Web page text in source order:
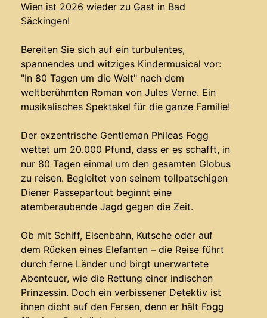
Wien ist 2026 wieder zu Gast in Bad
Säckingen!
Bereiten Sie sich auf ein turbulentes,
spannendes und witziges Kindermusical vor:
"In 80 Tagen um die Welt" nach dem
weltberühmten Roman von Jules Verne. Ein
musikalisches Spektakel für die ganze Familie!
Der exzentrische Gentleman Phileas Fogg
wettet um 20.000 Pfund, dass er es schafft, in
nur 80 Tagen einmal um den gesamten Globus
zu reisen. Begleitet von seinem tollpatschigen
Diener Passepartout beginnt eine
atemberaubende Jagd gegen die Zeit.
Ob mit Schiff, Eisenbahn, Kutsche oder auf
dem Rücken eines Elefanten – die Reise führt
durch ferne Länder und birgt unerwartete
Abenteuer, wie die Rettung einer indischen
Prinzessin. Doch ein verbissener Detektiv ist
ihnen dicht auf den Fersen, denn er hält Fogg